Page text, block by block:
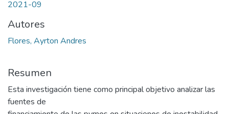
2021-09
Autores
Flores, Ayrton Andres
Resumen
Esta investigación tiene como principal objetivo analizar las
fuentes de